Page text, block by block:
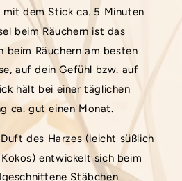
mit dem Stick ca. 5 Minuten
beim Räuchern ist das
beim Räuchern am besten
auf dein Gefühl bzw. auf
hält bei einer täglichen
ca. gut einen Monat.
des Harzes (leicht süßlich
entwickelt sich beim
Stäbchen